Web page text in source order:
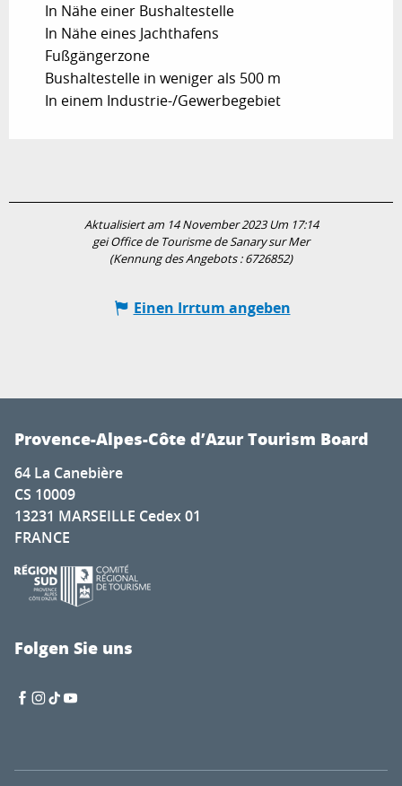
In Nähe einer Bushaltestelle
In Nähe eines Jachthafens
Fußgängerzone
Bushaltestelle in weniger als 500 m
In einem Industrie-/Gewerbegebiet
Aktualisiert am 14 November 2023 Um 17:14
gei Office de Tourisme de Sanary sur Mer
(Kennung des Angebots :6726852)
Einen Irrtum angeben
Provence-Alpes-Côte d’Azur Tourism Board
64 La Canebière
CS 10009
13231 MARSEILLE Cedex 01
FRANCE
Folgen Sie uns